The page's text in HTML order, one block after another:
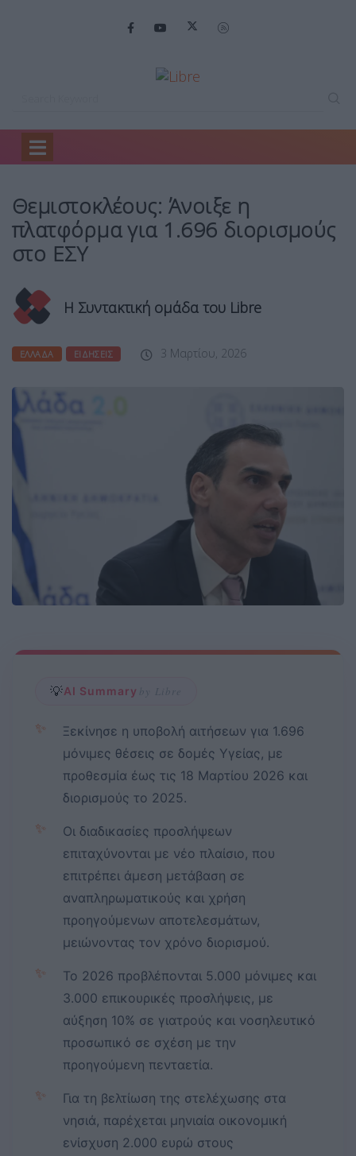
Home
Θεμιστοκλέους: Άνοιξε η
πλατφόρμα για 1.696 διορισμούς
στο ΕΣΥ
Η Συντακτική ομάδα του Libre
ΕΛΛΆΔΑ ΕΙΔΉΣΕΙΣ 3 Μαρτίου, 2026
💡AI Summary by Libre
✨
Ξεκίνησε η υποβολή αιτήσεων για 1.696
μόνιμες θέσεις σε δομές Υγείας, με
προθεσμία έως τις 18 Μαρτίου 2026 και
διορισμούς το 2025.
✨
Οι διαδικασίες προσλήψεων
επιταχύνονται με νέο πλαίσιο, που
επιτρέπει άμεση μετάβαση σε
αναπληρωματικούς και χρήση
προηγούμενων αποτελεσμάτων,
μειώνοντας τον χρόνο διορισμού.
✨
Το 2026 προβλέπονται 5.000 μόνιμες και
3.000 επικουρικές προσλήψεις, με
αύξηση 10% σε γιατρούς και νοσηλευτικό
προσωπικό σε σχέση με την
προηγούμενη πενταετία.
✨
Για τη βελτίωση της στελέχωσης στα
νησιά, παρέχεται μηνιαία οικονομική
ενίσχυση 2.000 ευρώ στους